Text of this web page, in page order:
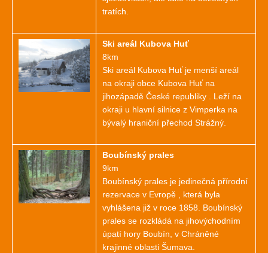
tratích.
Ski areál Kubova Huť
8km
Ski areál Kubova Huť je menší areál
na okraji obce Kubova Huť na
jihozápadě České republiky . Leží na
okraji u hlavní silnice z Vimperka na
bývalý hraniční přechod Strážný.
Boubínský prales
9km
Boubínský prales je jedinečná přírodní
rezervace v Evropě , která byla
vyhlášena již v roce 1858. Boubínský
prales se rozkládá na jihovýchodním
úpatí hory Boubín, v Chráněné
krajinné oblasti Šumava.